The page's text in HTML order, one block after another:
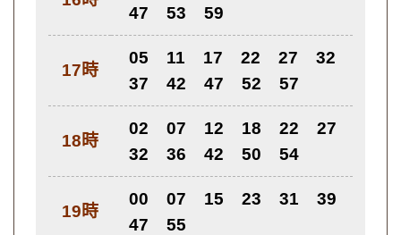
47
53 59
17時
05 11 17 22 27
32
37
42 47 52 57
18時
02 07 12 18 22
27
32
36 42 50 54
19時
00 07 15 23 31
39
47
55